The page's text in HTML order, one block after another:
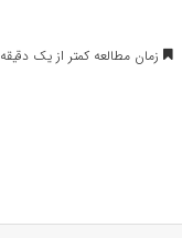
زمان مطالعه کمتر از یک دقیقه